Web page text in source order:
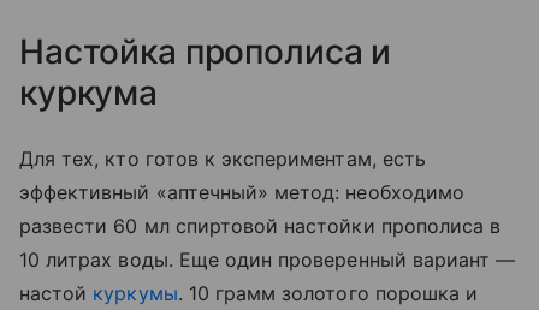
Настойка прополиса и
куркума
Для тех, кто готов к экспериментам, есть
эффективный «аптечный» метод: необходимо
развести 60 мл спиртовой настойки прополиса в
10 литрах воды. Еще один проверенный вариант —
настой куркумы. 10 грамм золотого порошка и